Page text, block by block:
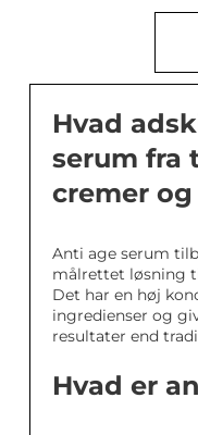
Hvad
serum fra
cremer
Anti age serum
målrettet løsning
Det har en høj
ingredienser og
resultater end
Hvad er